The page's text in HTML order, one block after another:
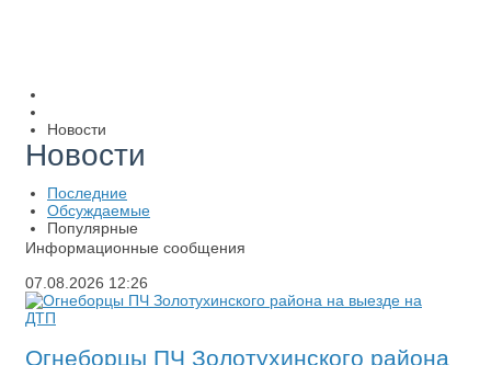
Новости
Новости
Последние
Обсуждаемые
Популярные
Информационные сообщения
07.08.2026 12:26
​Огнеборцы ПЧ Золотухинского района